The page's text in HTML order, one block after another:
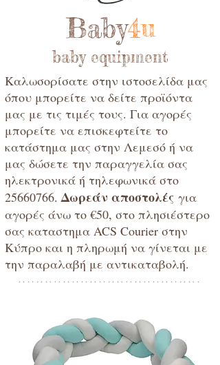
Baby4u
baby equipment
Καλωσορίσατε στην ιστοσελίδα μας
όπου μπορείτε να δείτε προϊόντα
μας με τις τιμές τους. Για αγορές
μπορείτε να επισκεφτείτε το
κατάστημα μας στην Λεμεσό ή να
μας δώσετε την παραγγελία σας
ηλεκτρονικά ή τηλεφωνικά στο
25660766.Δωρεάν αποστολές για
αγορές άνω το €50, στο πλησιέστερο
σας καταστημα ACS Courier στην
Κύπρο και η πληρωμή να γίνεται με
την παραλαβή με αντικαταβολή.
*****************************************